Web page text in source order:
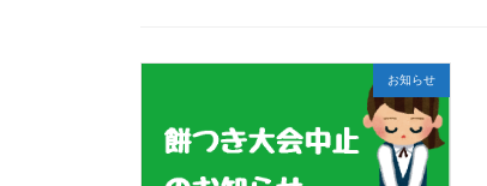
お知らせ